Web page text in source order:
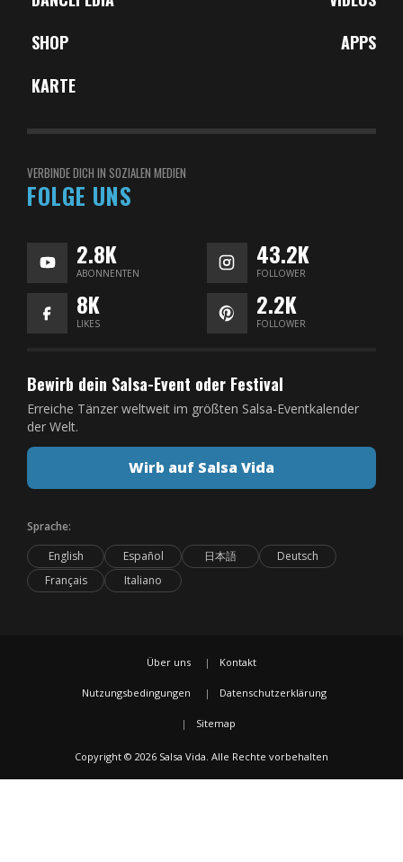
APPS
SHOP
KARTE
VERBINDE DICH IN SOZIALEN MEDIEN
FOLGE UNS
2.8K
ABONNENTEN
43.2K
FOLLOWER
8K
LIKES
2.2K
FOLLOWER
Bewirb dein Salsa-Event oder Festival
Erreiche Tänzer weltweit im größten Salsa-Eventkalender
der Welt.
Wirb auf Salsa Vida
Sprache:
English
Español 日本語
Deutsch
Français
Italiano
Über uns Kontakt
Nutzungsbedingungen Datenschutzerklärung
Sitemap
Copyright © 2026 Salsa Vida. Alle Rechte vorbehalten